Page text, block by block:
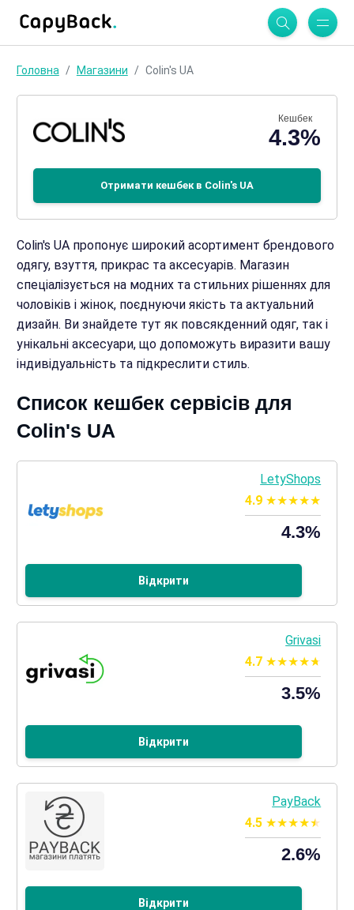
Головна Магазини Colin's UA
Кешбек
4.3%
Отримати кешбек в Colin's UA
Colin's UA пропонує широкий асортимент брендового
одягу, взуття, прикрас та аксесуарів. Магазин
спеціалізується на модних та стильних рішеннях для
чоловіків і жінок, поєднуючи якість та актуальний
дизайн. Ви знайдете тут як повсякденний одяг, так і
унікальні аксесуари, що допоможуть виразити вашу
індивідуальність та підкреслити стиль.
Список кешбек сервісів для
Colin's UA
LetyShops
4.9
4.3%
Відкрити
Grivasi
4.7
3.5%
Відкрити
PayBack
4.5
2.6%
Відкрити